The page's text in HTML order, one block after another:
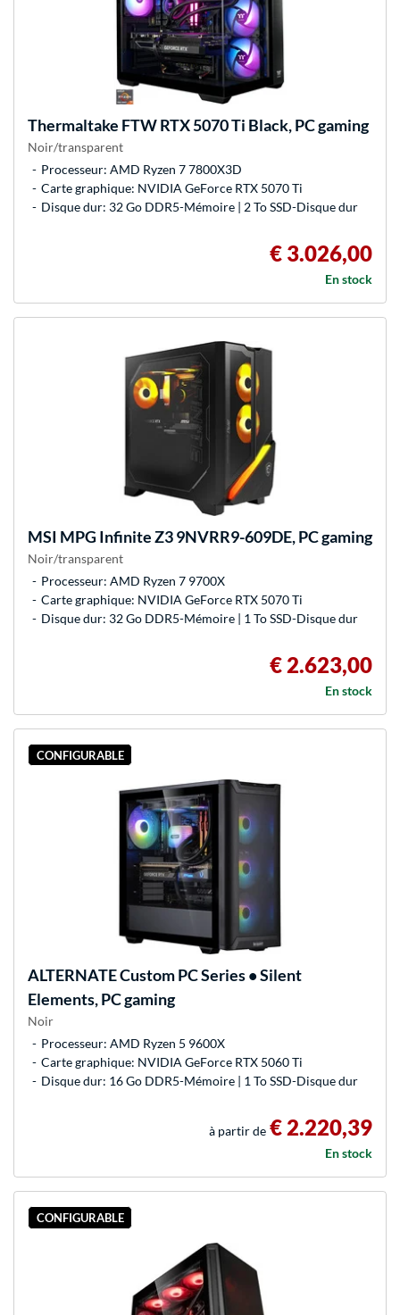
Thermaltake FTW RTX 5070 Ti Black, PC gaming
Noir/transparent
Processeur: AMD Ryzen 7 7800X3D
Carte graphique: NVIDIA GeForce RTX 5070 Ti
Disque dur: 32 Go DDR5-Mémoire | 2 To SSD-Disque dur
€ 3.026,00
En stock
MSI MPG Infinite Z3 9NVRR9-609DE, PC gaming
Noir/transparent
Processeur: AMD Ryzen 7 9700X
Carte graphique: NVIDIA GeForce RTX 5070 Ti
Disque dur: 32 Go DDR5-Mémoire | 1 To SSD-Disque dur
€ 2.623,00
En stock
CONFIGURABLE
ALTERNATECustom PC Series • Silent
Elements, PC gaming
Noir
Processeur: AMD Ryzen 5 9600X
Carte graphique: NVIDIA GeForce RTX 5060 Ti
Disque dur: 16 Go DDR5-Mémoire | 1 To SSD-Disque dur
à partir de € 2.220,39
En stock
CONFIGURABLE